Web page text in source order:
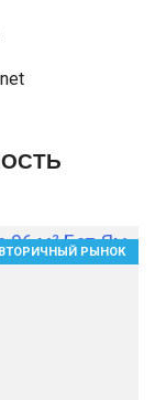
ВТОРИЧНЫЙ РЫНОК